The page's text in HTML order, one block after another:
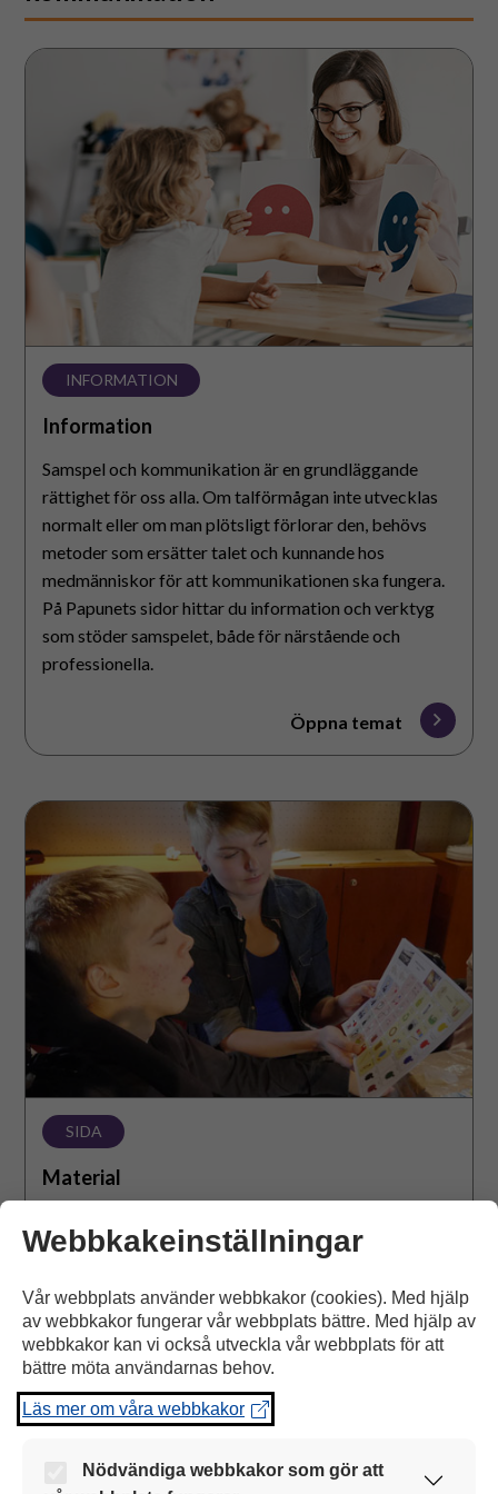
INFORMATION
Information
Samspel och kommunikation är en grundläggande
rättighet för oss alla. Om talförmågan inte utvecklas
normalt eller om man plötsligt förlorar den, behövs
metoder som ersätter talet och kunnande hos
medmänniskor för att kommunikationen ska fungera.
På Papunets sidor hittar du information och verktyg
som stöder samspelet, både för närstående och
professionella.
Öppna temat
SIDA
Material
Papunet. Du kan till exempel hitta material om olika
en ljudbank.
Bildverktyg
Webbkakeinställningar
Vår webbplats använder webbkakor (cookies). Med hjälp
av webbkakor fungerar vår webbplats bättre. Med hjälp av
webbkakor kan vi också utveckla vår webbplats för att
bättre möta användarnas behov.
Läs mer om våra webbkakor
Nödvändiga webbkakor som gör att